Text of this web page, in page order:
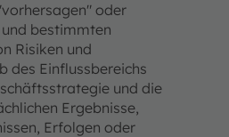
oder
bestimmten
Risiken und
des Einflussbereichs
und die
Ergebnisse,
Erfolgen oder